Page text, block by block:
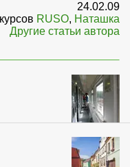
24.02.09
RUSO, Наташка
Другие статьи автора